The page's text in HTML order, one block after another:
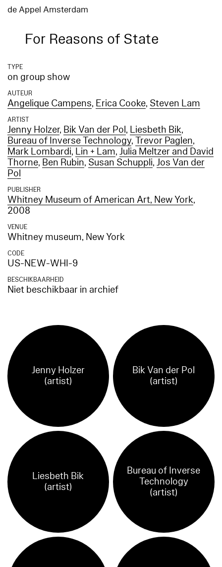
de Appel Amsterdam
For Reasons of State
TYPE
on group show
AUTEUR
Angelique Campens, Erica Cooke, Steven Lam
ARTIST
Jenny Holzer, Bik Van der Pol, Liesbeth Bik,
Bureau of Inverse Technology,Trevor Paglen,
Mark Lombardi, Lin + Lam,Julia Meltzer and David
Thorne, Ben Rubin, Susan Schuppli,Jos Van der
Pol
PUBLISHER
Whitney Museum of American Art, New York,
2008
VENUE
Whitney museum, New York
CODE
US-NEW-WHI-9
BESCHIKBAARHEID
Niet beschikbaar in archief
Jenny Holzer
(artist)
Bik Van der Pol
(artist)
Liesbeth Bik
(artist)
Bureau of Inverse
Technology
(artist)